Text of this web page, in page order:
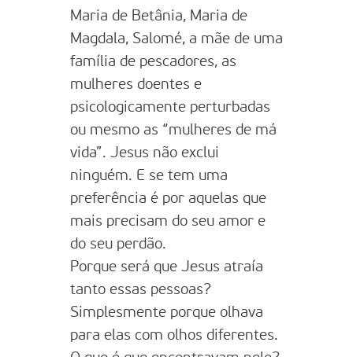
Maria de Betânia, Maria de
Magdala, Salomé, a mãe de uma
família de pescadores, as
mulheres doentes e
psicologicamente perturbadas
ou mesmo as “mulheres de má
vida”. Jesus não exclui
ninguém. E se tem uma
preferência é por aquelas que
mais precisam do seu amor e
do seu perdão.
Porque será que Jesus atraía
tanto essas pessoas?
Simplesmente porque olhava
para elas com olhos diferentes.